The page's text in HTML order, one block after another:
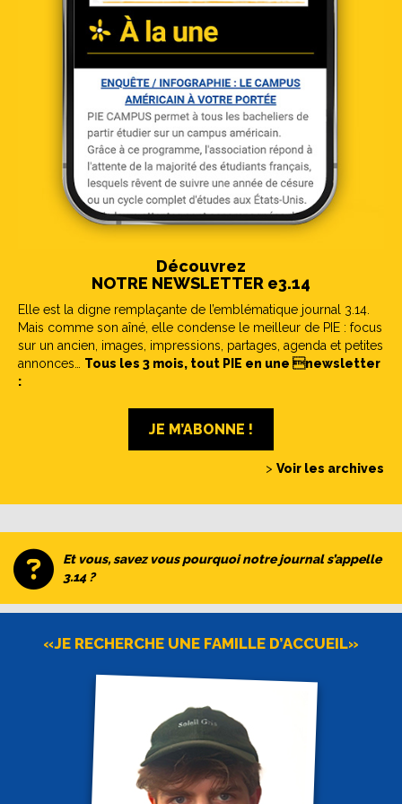
Découvrez
NOTRE NEWSLETTER e3.14
Elle est la digne remplaçante de l’emblématique journal 3.14.
Mais comme son aîné, elle condense le meilleur de PIE : focus
sur un ancien, images, impressions, partages, agenda et petites
annonces… Tous les 3 mois, tout PIE en une newsletter
:
JE M’ABONNE !
> Voir les archives
Et vous, savez vous pourquoi notre journal s’appelle
3.14 ?
«JE RECHERCHE UNE FAMILLE D’ACCUEIL»